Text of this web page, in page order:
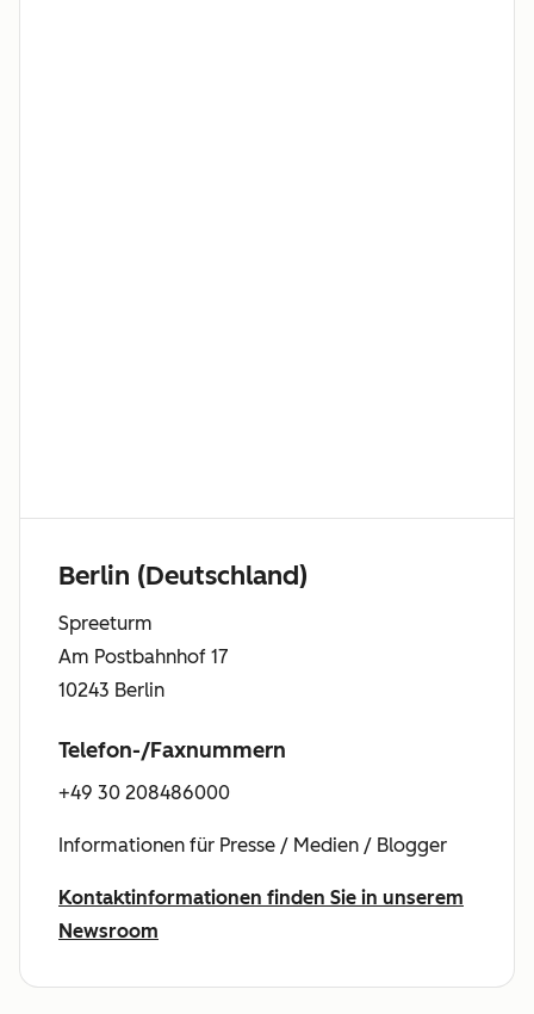
Berlin (Deutschland)
Spreeturm
Am Postbahnhof 17
10243 Berlin
Telefon-/Faxnummern
+49 30 208486000
Informationen für Presse / Medien / Blogger
Kontaktinformationen finden Sie in unserem
Newsroom